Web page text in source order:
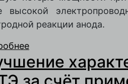
высокой
реакции анода.
ПРИМЕНЕНИЯ
КОМПОЗИТНОГО